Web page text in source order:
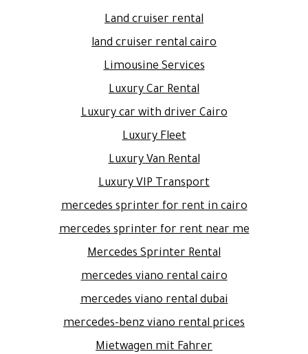
Land cruiser rental
land cruiser rental cairo
Limousine Services
Luxury Car Rental
Luxury car with driver Cairo
Luxury Fleet
Luxury Van Rental
Luxury VIP Transport
mercedes sprinter for rent in cairo
mercedes sprinter for rent near me
Mercedes Sprinter Rental
mercedes viano rental cairo
mercedes viano rental dubai
mercedes-benz viano rental prices
Mietwagen mit Fahrer